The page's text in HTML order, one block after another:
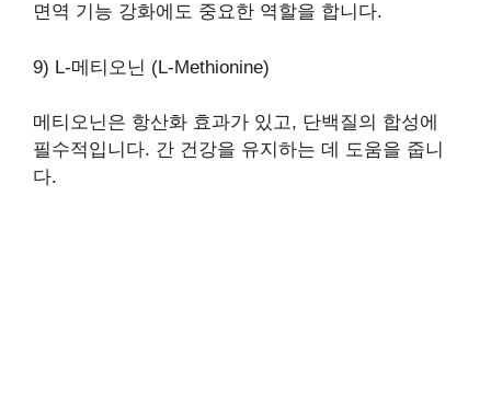
면역 기능 강화에도 중요한 역할을 합니다.
9) L-메티오닌 (L-Methionine)
메티오닌은 항산화 효과가 있고, 단백질의 합성에
필수적입니다. 간 건강을 유지하는 데 도움을 줍니
다.